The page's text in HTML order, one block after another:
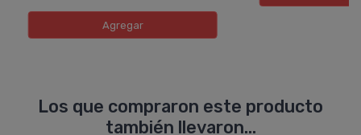
Agregar
Los que compraron este producto
también llevaron...